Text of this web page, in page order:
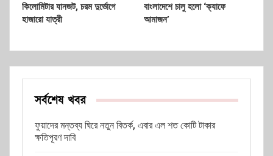
কিলোমিটার যানজট, চরম দুর্ভোগে
হাজারো যাত্রী
বাংলাদেশে চালু হলো ‘ক্যাফে
আমাজন’
সর্বশেষ খবর
ফুয়াদের মন্তব্য ঘিরে নতুন বিতর্ক, এবার এল শত কোটি টাকার
ক্ষতিপূরণ দাবি